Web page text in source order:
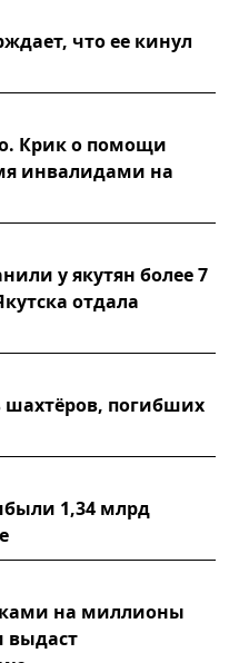
что ее кинул
Крик о помощи
инвалидами на
у якутян более 7
отдала
погибших
1,34 млрд
на миллионы
выдаст